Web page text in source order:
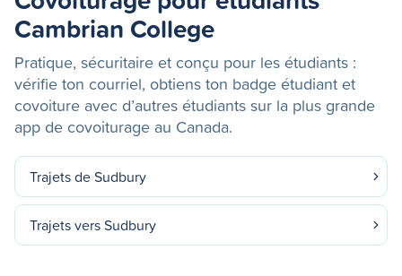
Cambrian College
Pratique, sécuritaire et conçu pour les étudiants :
vérifie ton courriel, obtiens ton badge étudiant et
covoiture avec d’autres étudiants sur la plus grande
app de covoiturage au Canada.
Trajets de Sudbury
Trajets vers Sudbury